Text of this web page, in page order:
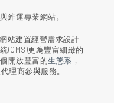
維運專業網站。
站建置經營需求設計
(CMS)更為豐富細緻的
開放豐富的生態系 ，
理商參與服務。